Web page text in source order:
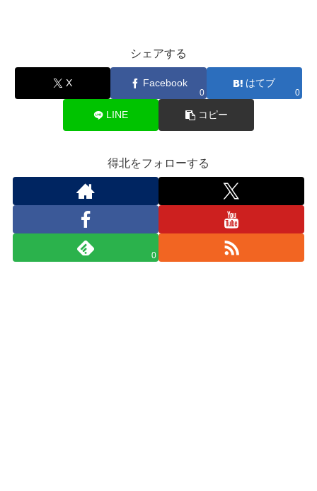
シェアする
X Facebook
0
はてブ
0
LINE コピー
得北をフォローする
0